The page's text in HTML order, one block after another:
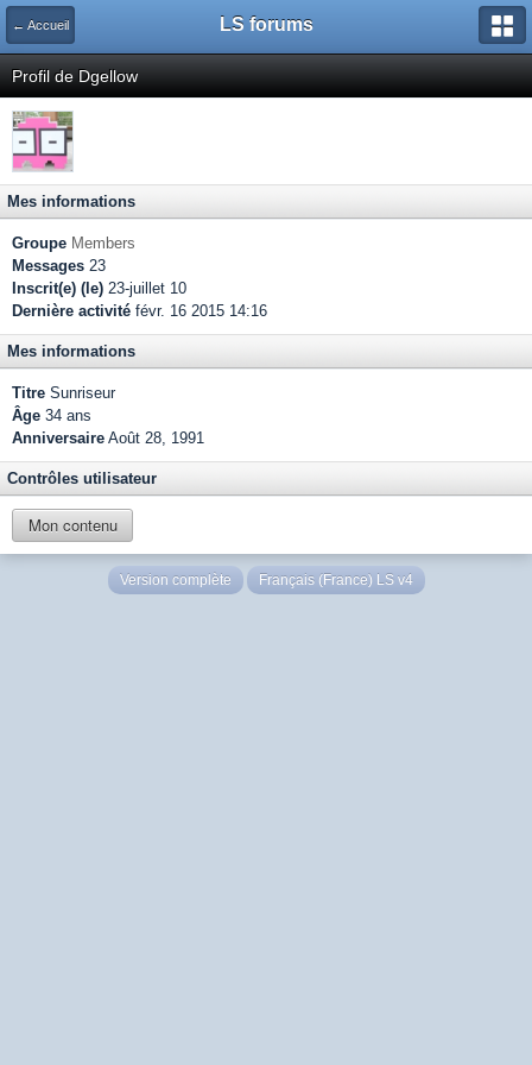
← Accueil LS forums
Profil de Dgellow
Mes informations
Groupe Members
Messages 23
Inscrit(e) (le) 23-juillet 10
Dernière activité févr. 16 2015 14:16
Mes informations
Titre Sunriseur
Âge 34 ans
Anniversaire Août 28, 1991
Contrôles utilisateur
Mon contenu
Version complète Français (France) LS v4